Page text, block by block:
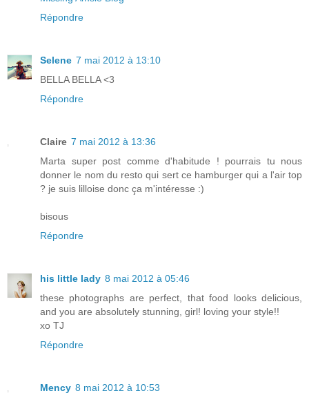
Répondre
Selene 7 mai 2012 à 13:10
BELLA BELLA <3
Répondre
Claire 7 mai 2012 à 13:36
Marta super post comme d'habitude ! pourrais tu nous
donner le nom du resto qui sert ce hamburger qui a l'air top
? je suis lilloise donc ça m'intéresse :)
bisous
Répondre
his little lady 8 mai 2012 à 05:46
these photographs are perfect, that food looks delicious,
and you are absolutely stunning, girl! loving your style!!
xo TJ
Répondre
Mency 8 mai 2012 à 10:53